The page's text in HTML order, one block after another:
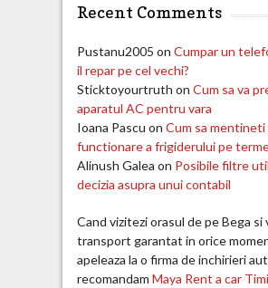
Recent Comments
Pustanu2005 on Cumpar un
il repar pe cel vechi?
Sticktoyourtruth on Cum sa va
aparatul AC pentru vara
Ioana Pascu on Cum sa mentineti
functionare a frigiderului pe
Alinush Galea on Posibile filtre
decizia asupra unui contabil
Cand vizitezi orasul de pe Bega si
transport garantat in orice
apeleaza la o firma de inchirieri
recomandam Maya Rent a car